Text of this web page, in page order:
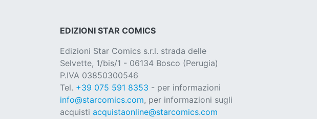
EDIZIONI STAR COMICS
Edizioni Star Comics s.r.l. strada delle
Selvette, 1/bis/1 - 06134 Bosco (Perugia)
P.IVA 03850300546
Tel. +39 075 591 8353 - per informazioni
info@starcomics.com, per informazioni sugli
acquisti acquistaonline@starcomics.com